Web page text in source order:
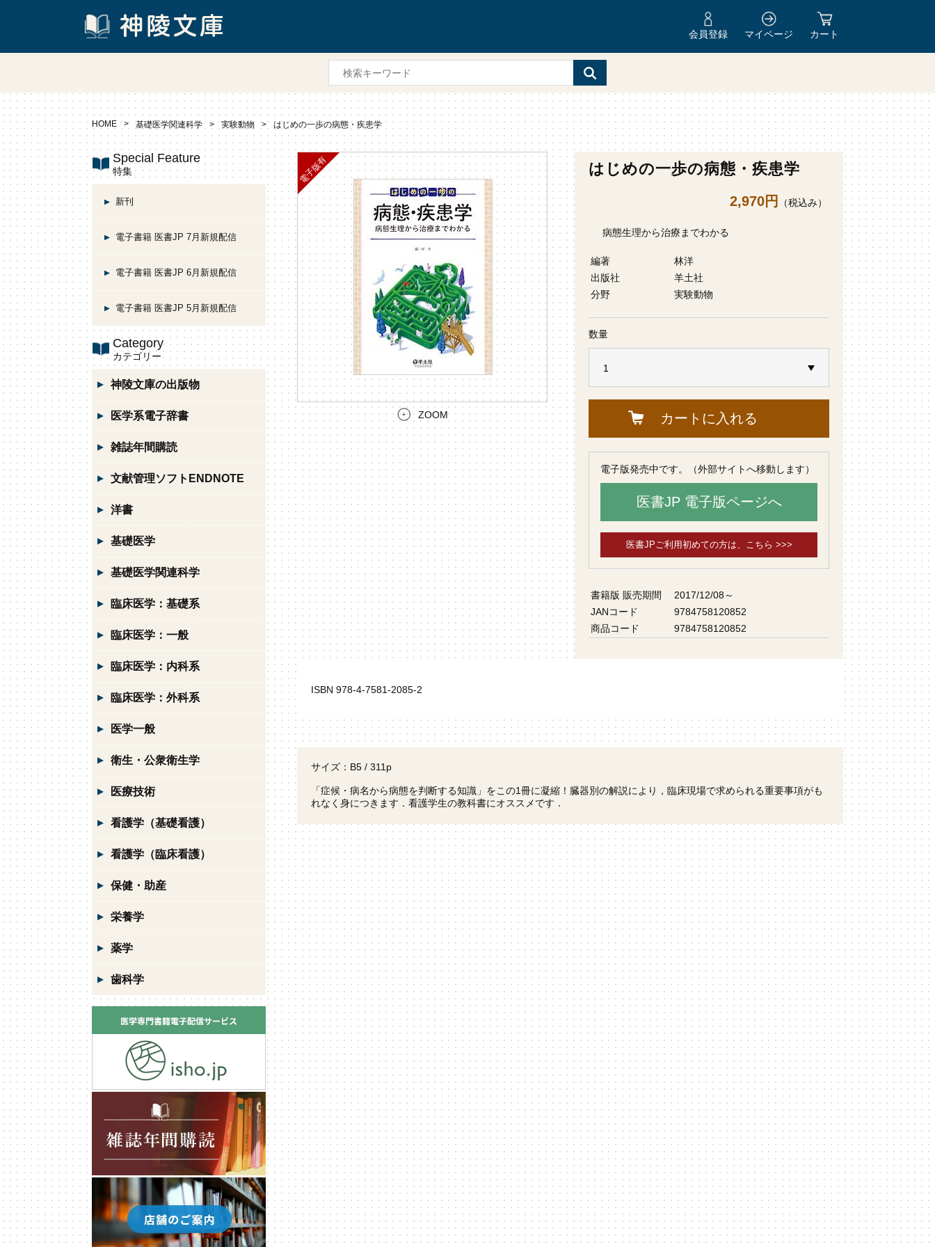
会員登録 マイページ カート
HOME 基礎医学関連科学 実験動物 はじめの一歩の病態・疾患学
ZOOM
はじめの一歩の病態・疾患学
2,970円 （税込み）
病態生理から治療までわかる
編著
林洋
出版社
羊土社
分野
実験動物
数量
カートに入れる
電子版発売中です。（外部サイトへ移動します）
医書JP 電子版ページへ
医書JPご利用初めての方は、こちら >>>
書籍版 販売期間
2017/12/08～
JANコード
9784758120852
商品コード
9784758120852
ISBN 978-4-7581-2085-2
サイズ：B5 / 311p
「症候・病名から病態を判断する知識」をこの1冊に凝縮！臓器別の解説により，臨床現場で求められる重要事項がも
れなく身につきます．看護学生の教科書にオススメです．
Special Feature
特集
新刊
電子書籍 医書JP 7月新規配信
電子書籍 医書JP 6月新規配信
電子書籍 医書JP 5月新規配信
Category
カテゴリー
神陵文庫の出版物
医学系電子辞書
雑誌年間購読
文献管理ソフトENDNOTE
洋書
基礎医学
基礎医学関連科学
臨床医学：基礎系
臨床医学：一般
臨床医学：内科系
臨床医学：外科系
医学一般
衛生・公衆衛生学
医療技術
看護学（基礎看護）
看護学（臨床看護）
保健・助産
栄養学
薬学
歯科学